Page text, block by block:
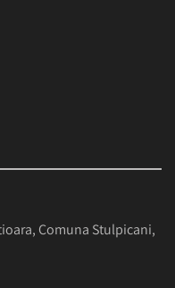
Comuna Stulpicani,